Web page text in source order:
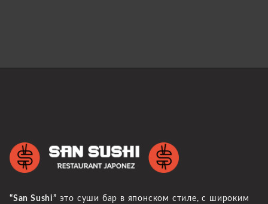
“San Sushi” это суши бар в японском стиле, с широким